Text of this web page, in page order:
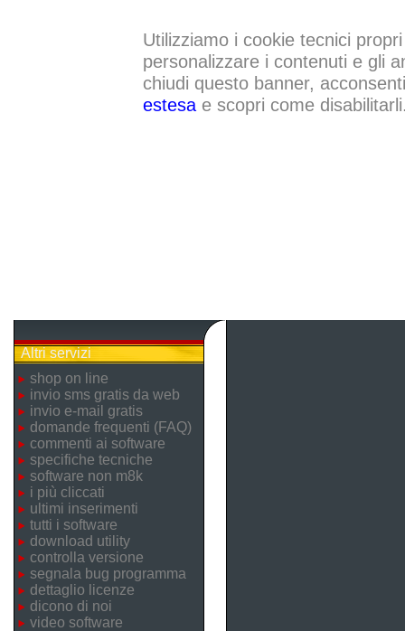
Utilizziamo i cookie tecnici
personalizzare i contenuti e gli
chiudi questo banner,
estesae scopri come
Altri servizi
shop on line
invio sms gratis da web
invio e-mail gratis
domande frequenti (FAQ)
commenti ai software
specifiche tecniche
software non m8k
i più cliccati
ultimi inserimenti
tutti i software
download utility
controlla versione
segnala bug programma
dettaglio licenze
dicono di noi
video software